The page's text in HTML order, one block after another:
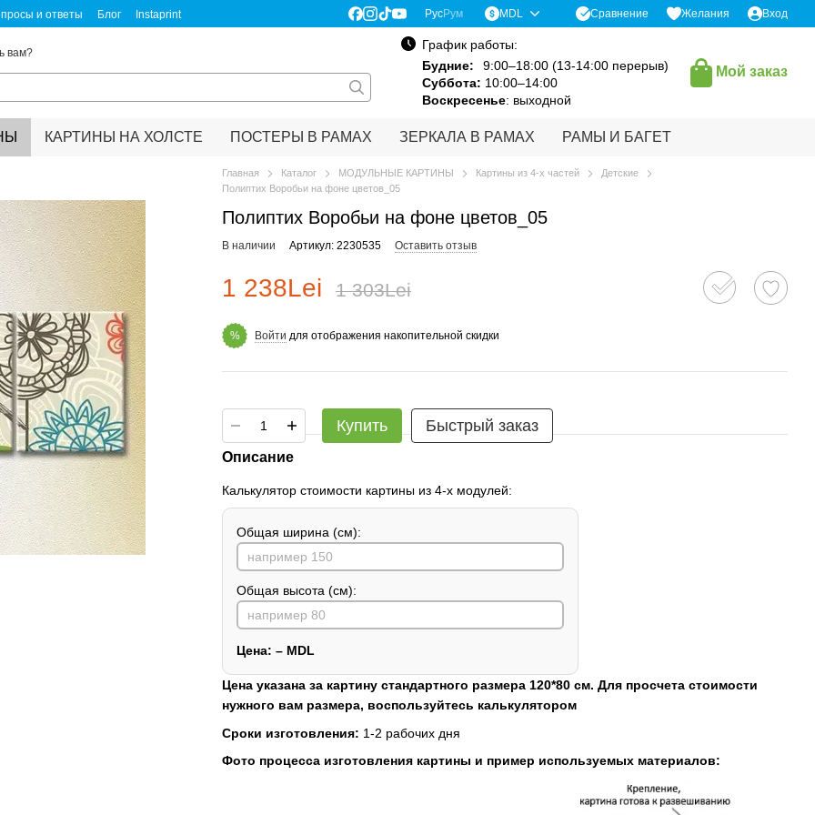
и ответы Блог
Instaprint
РусРум MDL Сравнение Желания Вход
вам?
График работы:
Будние:
9:00–18:00 (13-14:00 перерыв)
Суббота: 10:00–14:00
Воскресенье: выходной
Мой заказ
КАРТИНЫ НА ХОЛСТЕ ПОСТЕРЫ В РАМАХ ЗЕРКАЛА В РАМАХ РАМЫ И БАГЕТ
Главная Каталог МОДУЛЬНЫЕ КАРТИНЫ Картины из 4-х частей
Детские
Полиптих Воробьи на фоне цветов_05
Полиптих Воробьи на фоне цветов_05
В наличии Артикул: 2230535 Оставить отзыв
1 238Lei 1 303Lei
% Войти для отображения накопительной скидки
Купить Быстрый заказ
Описание
Калькулятор стоимости картины из 4-х модулей:
Общая ширина (см):
Общая высота (см):
Цена: – MDL
Цена указана за картину стандартного размера 120*80 см. Для просчета стоимости
нужного вам размера, воспользуйтесь калькулятором
Сроки изготовления: 1-2 рабочих дня
Фото процесса изготовления картины и пример используемых материалов: